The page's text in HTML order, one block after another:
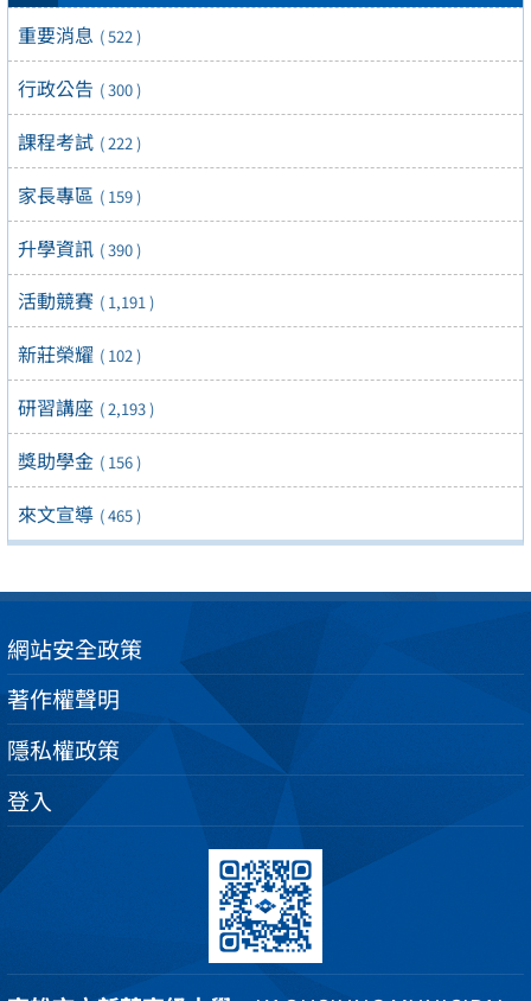
重要消息 ( 522 )
行政公告 ( 300 )
課程考試 ( 222 )
家長專區 ( 159 )
升學資訊 ( 390 )
活動競賽 ( 1,191 )
新莊榮耀 ( 102 )
研習講座 ( 2,193 )
獎助學金 ( 156 )
來文宣導 ( 465 )
網站安全政策
著作權聲明
隱私權政策
登入